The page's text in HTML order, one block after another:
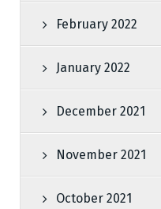
February 2022
January 2022
December 2021
November 2021
October 2021